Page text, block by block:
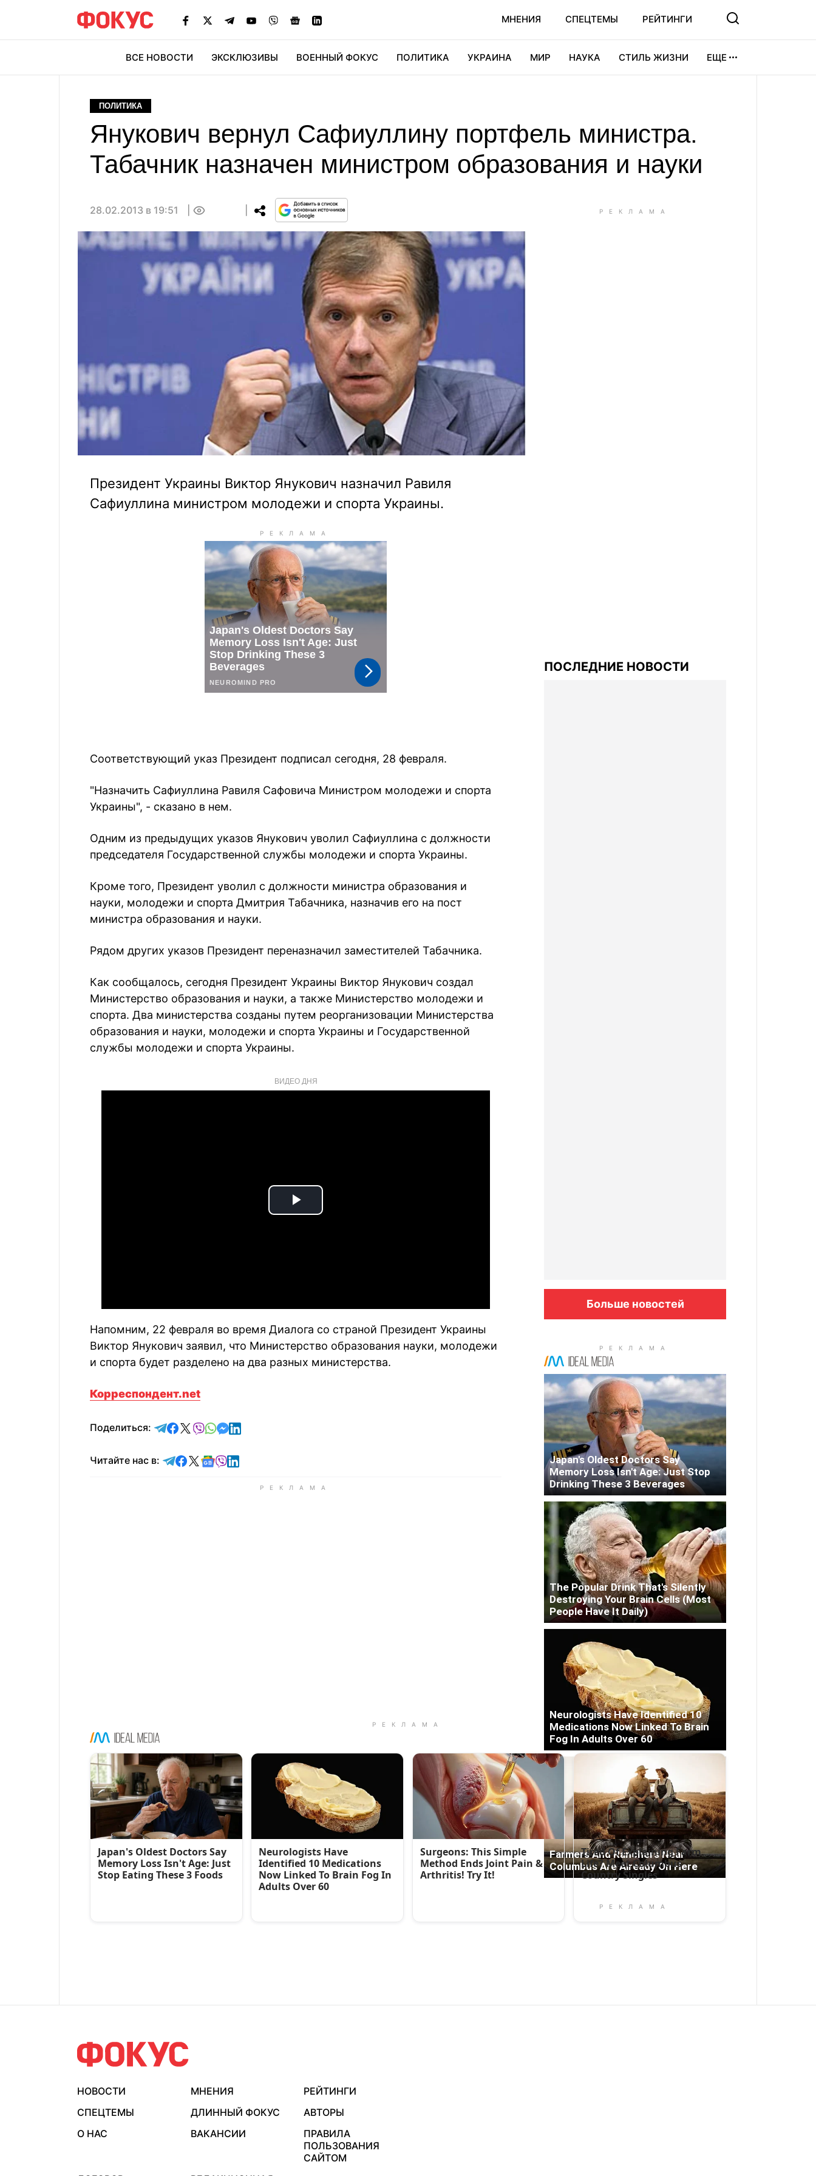
МНЕНИЯ СПЕЦТЕМЫ РЕЙТИНГИ
ВСЕ НОВОСТИ ЭКСКЛЮЗИВЫ ВОЕННЫЙ ФОКУС ПОЛИТИКА УКРАИНА МИР НАУКА СТИЛЬ ЖИЗНИ ЕЩЕ
ПОЛИТИКА
Янукович вернул Сафиуллину портфель министра.
Табачник назначен министром образования и науки
28.02.2013 в 19:51
Президент Украины Виктор Янукович назначил Равиля
Сафиуллина министром молодежи и спорта Украины.
Соответствующий указ Президент подписал сегодня, 28 февраля.
"Назначить Сафиуллина Равиля Сафовича Министром молодежи и спорта
Украины", - сказано в нем.
Одним из предыдущих указов Янукович уволил Сафиуллина с должности
председателя Государственной службы молодежи и спорта Украины.
Кроме того, Президент уволил с должности министра образования и
науки, молодежи и спорта Дмитрия Табачника, назначив его на пост
министра образования и науки.
Рядом других указов Президент переназначил заместителей Табачника.
Как сообщалось, сегодня Президент Украины Виктор Янукович создал
Министерство образования и науки, а также Министерство молодежи и
спорта. Два министерства созданы путем реорганизовации Министерства
образования и науки, молодежи и спорта Украины и Государственной
службы молодежи и спорта Украины.
ВИДЕО ДНЯ
Play
Напомним, 22 февраля во время Диалога со страной Президент Украины
Виктор Янукович заявил, что Министерство образования науки, молодежи
и спорта будет разделено на два разных министерства.
Корреспондент.net
Поделиться: отправить в Telegram
поделиться в Facebook
поделиться в X
отправить в Viber
отправить в Whatsapp
отправить в Messenger
отправить в LinkedIn
Читайте нас в: Читайте в Telegram
Читайте в Facebook
Читайте в X
Читайте в Google news
Читайте в Viber
Читайте в LinkedIn
ПОСЛЕДНИЕ НОВОСТИ
Больше новостей
НОВОСТИ МНЕНИЯ
РЕЙТИНГИ
СПЕЦТЕМЫ
ДЛИННЫЙ ФОКУС
АВТОРЫ
О НАС
ВАКАНСИИ
ПРАВИЛА
ПОЛЬЗОВАНИЯ
САЙТОМ